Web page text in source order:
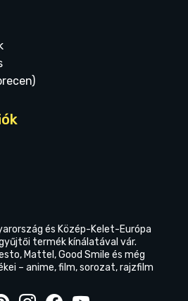
és Közép-Kelet-Európa
termék kínálatával vár.
Mattel, Good Smile és még
– anime, film, sorozat, rajzfilm